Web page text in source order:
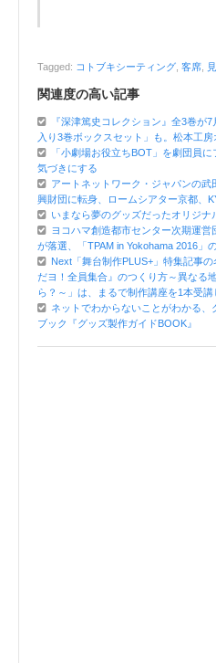
Tagged: コトブキシーティング 客席
関連度の高い記事
『深津篤史コレクション』全3巻が
入り3巻ボックスセット」も。松本工
「小劇場お役立ちBOT」を劇団員
気づきにする
アートネットワーク・ジャパンの
興財団に転身、ロームシアター京都、
いまなら夢のグッズだったオリジナ
ヨコハマ創造都市センター次期運営
が落選、「TPAM in Yokohama 2016」
Next「舞台制作PLUS+」特集記事
だヨ！全員集合』のつくり方～異なる
ら？～」は、まるで制作講座を1本受
ネットでわからないことがわかる
ブック『グッズ製作ガイドBOOK』